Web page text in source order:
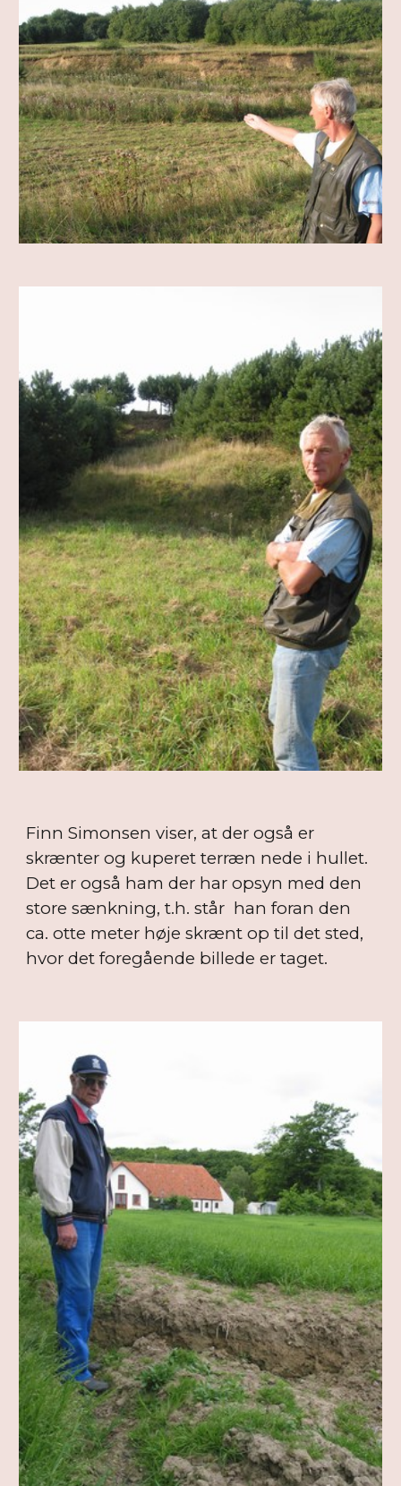
Finn Simonsen viser, at der også er
skrænter og kuperet terræn nede i hullet.
Det er også ham der har opsyn med den
store sænkning, t.h. står han foran den
ca. otte meter høje skrænt op til det sted,
hvor det foregående billede er taget.